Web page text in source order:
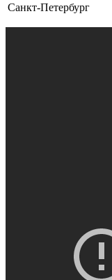
Санкт-Петербург